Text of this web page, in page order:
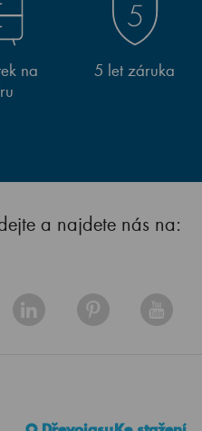
na
5 let záruka
a najdete nás na: